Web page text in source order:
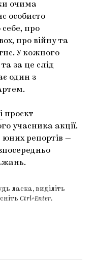
очима
особисто
про
про війну та
У кожного
за це слід
один з
проєкт
учасника акції.
юних репортів —
ласка, виділіть
Ctrl+Enter.